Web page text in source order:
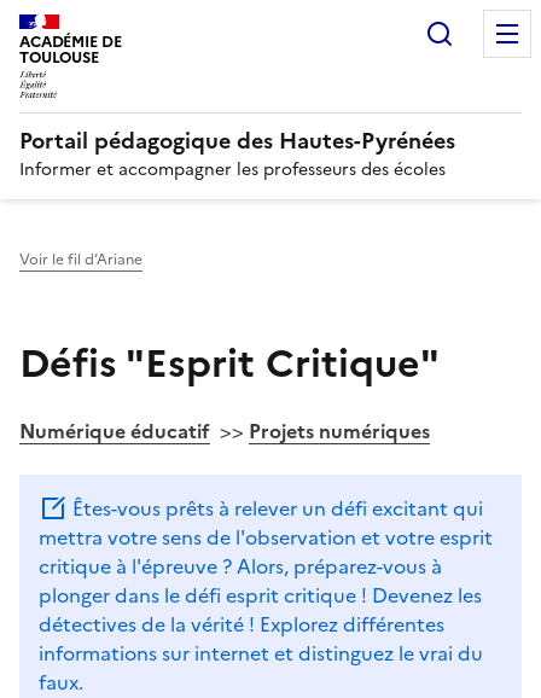
ACADÉMIE DE
TOULOUSE
Portail pédagogique des Hautes-Pyrénées
Informer et accompagner les professeurs des écoles
Voir le fil d’Ariane
Défis "Esprit Critique"
Numérique éducatif >> Projets numériques
Êtes-vous prêts à relever un défi excitant qui
mettra votre sens de l'observation et votre esprit
critique à l'épreuve ? Alors, préparez-vous à
plonger dans le défi esprit critique ! Devenez les
détectives de la vérité ! Explorez différentes
informations sur internet et distinguez le vrai du
faux.